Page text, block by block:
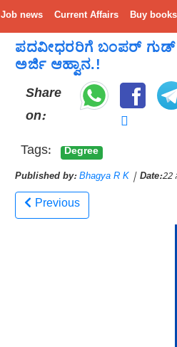
Job news Current Affairs Buy books
ಪದವೀಧರರಿಗೆ ಬಂಪರ್ ಗುಡ್
ಅರ್ಜಿ ಆಹ್ವಾನ.!
Share
on:
Tags:
Degree
Published by: Bhagya R K | Date:22
Previous